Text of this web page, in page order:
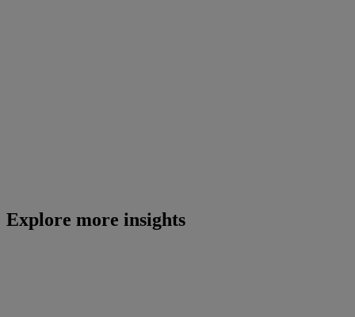
Explore more insights